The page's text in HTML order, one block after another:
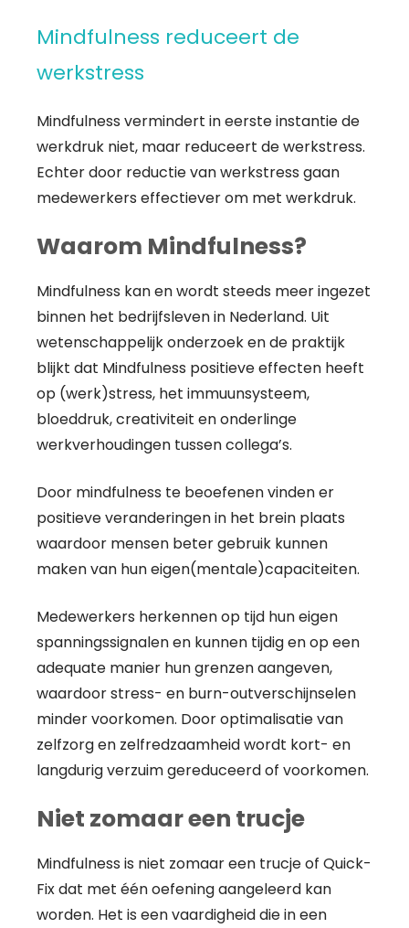
Mindfulness reduceert de
werkstress
Mindfulness vermindert in eerste instantie de
werkdruk niet, maar reduceert de werkstress.
Echter door reductie van werkstress gaan
medewerkers effectiever om met werkdruk.
Waarom Mindfulness?
Mindfulness kan en wordt steeds meer ingezet
binnen het bedrijfsleven in Nederland. Uit
wetenschappelijk onderzoek en de praktijk
blijkt dat Mindfulness positieve effecten heeft
op (werk)stress, het immuunsysteem,
bloeddruk, creativiteit en onderlinge
werkverhoudingen tussen collega’s.
Door mindfulness te beoefenen vinden er
positieve veranderingen in het brein plaats
waardoor mensen beter gebruik kunnen
maken van hun eigen(mentale)capaciteiten.
Medewerkers herkennen op tijd hun eigen
spanningssignalen en kunnen tijdig en op een
adequate manier hun grenzen aangeven,
waardoor stress- en burn-outverschijnselen
minder voorkomen. Door optimalisatie van
zelfzorg en zelfredzaamheid wordt kort- en
langdurig verzuim gereduceerd of voorkomen.
Niet zomaar een trucje
Mindfulness is niet zomaar een trucje of Quick-
Fix dat met één oefening aangeleerd kan
worden. Het is een vaardigheid die in een